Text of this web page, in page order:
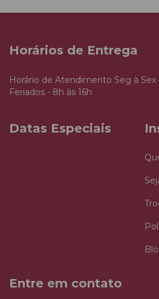
Horários de Entrega
Horário de Atendimento Seg à Sex
Feriados - 8h às 16h
Datas Especiais
Entre em contato